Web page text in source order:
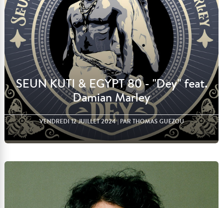
SEUN KUTI & EGYPT 80 - "Dey" feat.
Damian Marley
VENDREDI 12 JUILLET 2024| PAR THOMAS GUEZOU